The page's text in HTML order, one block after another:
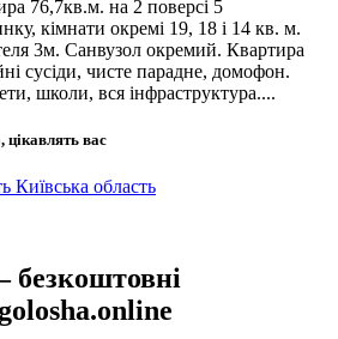
76,7кв.м. на 2 поверсі 5
кімнати окремі 19, 18 і 14 кв. м.
3м. Санвузол окремий. Квартира
сусіди, чисте парадне, домофон.
школи, вся інфраструктура....
вас
Київська область
безкоштовні